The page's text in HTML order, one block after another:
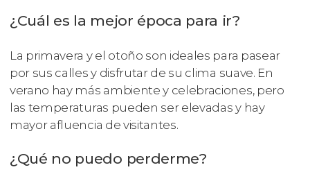
¿Cuál es la mejor época para ir?
La primavera y el otoño son ideales para pasear
por sus calles y disfrutar de su clima suave. En
verano hay más ambiente y celebraciones, pero
las temperaturas pueden ser elevadas y hay
mayor afluencia de visitantes.
¿Qué no puedo perderme?